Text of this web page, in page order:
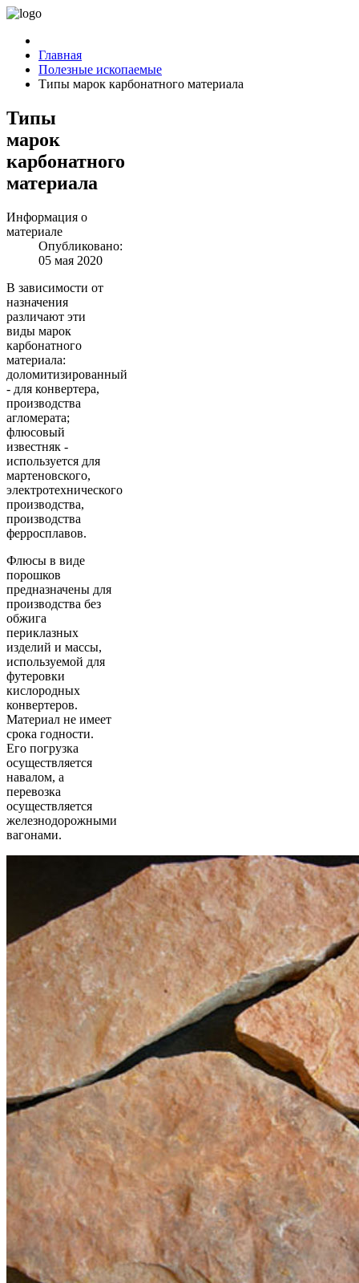
Главная
Полезные ископаемые
Типы марок карбонатного материала
Типы
марок
карбонатного
материала
Информация о
материале
Опубликовано:
05 мая 2020
В зависимости от
назначения
различают эти
виды марок
карбонатного
материала:
доломитизированный
- для конвертера,
производства
агломерата;
флюсовый
известняк -
используется для
мартеновского,
электротехнического
производства,
производства
ферросплавов.
Флюсы в виде
порошков
предназначены для
производства без
обжига
периклазных
изделий и массы,
используемой для
футеровки
кислородных
конвертеров.
Материал не имеет
срока годности.
Его погрузка
осуществляется
навалом, а
перевозка
осуществляется
железнодорожными
вагонами.